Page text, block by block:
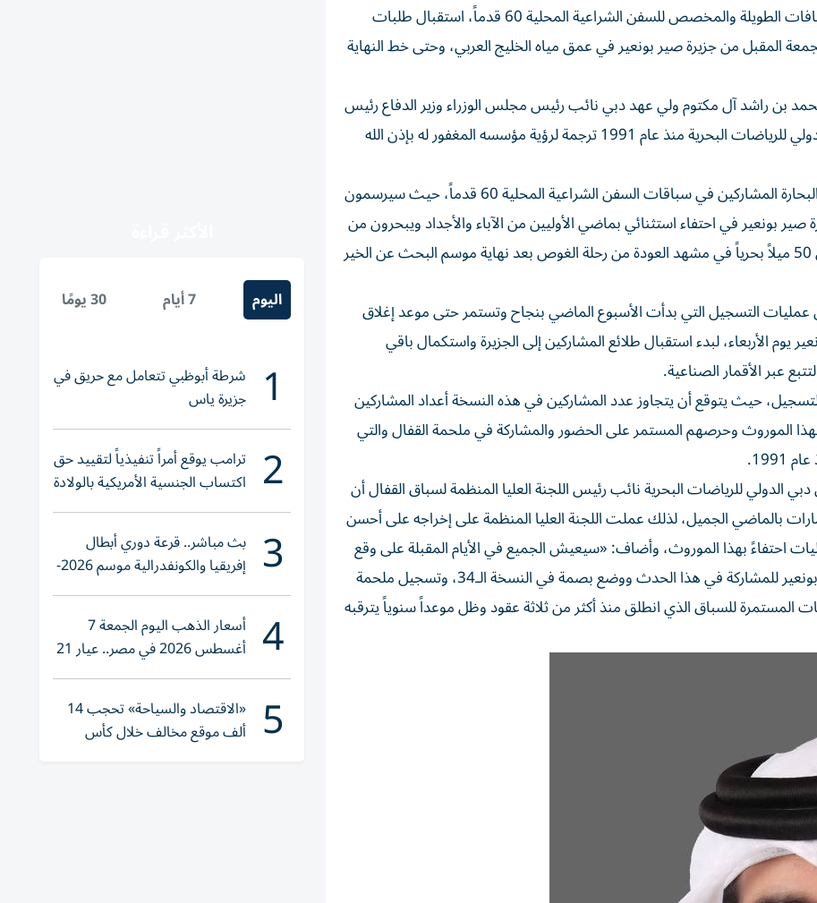
تواصل اللجنة المنظمة لسباق القفال الرابع والثلاثين للمسافات الطويلة والمخصص للسفن الشراعية المحلية 60 قدماً، استقبال طلبات
المقبل من جزيرة صير بونعير في عمق مياه الخليج العربي، وحتى خط النهاية
بن راشد آل مكتوم ولي عهد دبي نائب رئيس مجلس الوزراء وزير الدفاع رئيس
المجلس التنفيذي لإمارة دبي، وينظمه سنوياً نادي دبي الدولي للرياضات البحرية منذ عام 1991 ترجمة لرؤية مؤسسه المغفور له بإذن الله
ويجمع السباق الكبير يوم الجمعة نخبة الملاك والنواخذة والبحارة المشاركين في سباقات السفن الشراعية المحلية 60 قدماً، حيث سيرسمون
بونعير في احتفاء استثنائي بماضي الأوليين من الآباء والأجداد ويبحرون من
هناك نحو خط النهاية قبالة شواطئ دبي لمسافة تزيد على 50 ميلاً بحرياً في مشهد العودة من رحلة الغوص بعد نهاية موسم البحث عن الخير
عمليات التسجيل التي بدأت الأسبوع الماضي بنجاح وتستمر حتى موعد إغلاق
يوم الأربعاء، لبدء استقبال طلائع المشاركين إلى الجزيرة واستكمال باقي
عبر الأقمار الصناعية.
حيث يتوقع أن يتجاوز عدد المشاركين في هذه النسخة أعداد المشاركين
الموروث وحرصهم المستمر على الحضور والمشاركة في ملحمة القفال والتي
للرياضات البحرية نائب رئيس اللجنة العليا المنظمة لسباق القفال أن
بالماضي الجميل، لذلك عملت اللجنة العليا المنظمة على إخراجه على أحسن
احتفاءً بهذا الموروث، وأضاف: «سيعيش الجميع في الأيام المقبلة على وقع
هذا الكرنفال الكبير، حيث سيتجه الشباب إلى جزيرة صير بونعير للمشاركة في هذا الحدث ووضع بصمة في النسخة الـ34، وتسجيل ملحمة
المستمرة للسباق الذي انطلق منذ أكثر من ثلاثة عقود وظل موعداً سنوياً يترقبه
اليوم 7 أيام 30 يومًا
1 شرطة أبوظبي تتعامل مع حريق في
جزيرة ياس
2 ترامب يوقع أمراً تنفيذياً لتقييد حق
اكتساب الجنسية الأمريكية بالولادة
3 بث مباشر.. قرعة دوري أبطال
إفريقيا والكونفدرالية موسم 2026-
2027
4 أسعار الذهب اليوم الجمعة 7
أغسطس 2026 في مصر.. عيار 21
يقترب من هذا الرقم
5 «الاقتصاد والسياحة» تحجب 14
ألف موقع مخالف خلال كأس